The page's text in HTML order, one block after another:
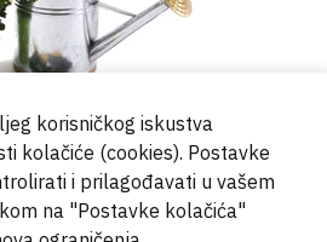
2024 Brati Ritoša d.o.o.
korisničkog iskustva
kolačiće (cookies). Postavke
i prilagođavati u vašem
na "Postavke kolačića"